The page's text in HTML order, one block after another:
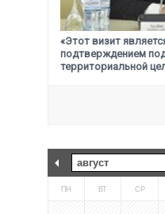
«Этот визит
подтверждением
территориальной
ПН ВТ СР